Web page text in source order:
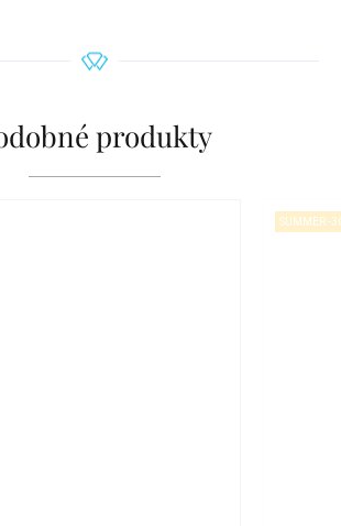
produkty
SUMMER -